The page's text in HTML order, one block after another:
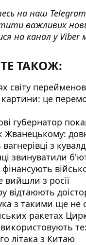
на наш
важливих
на канал у
ТАКОЖ:
світу
картини: це
губернатор
Жванецькому:
з
звинуватили
фінансують
вийшли з росії
відтаюють
з такими ще не
ракетах
літака з Китаю